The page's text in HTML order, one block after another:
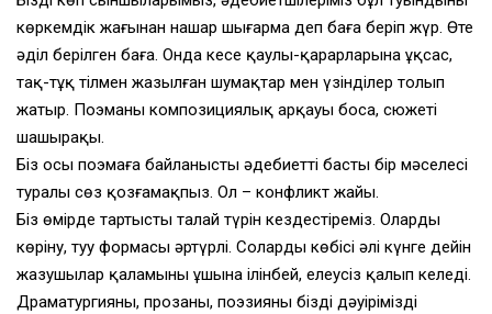
көркемдік жағынан нашар шығарма деп баға беріп жүр. Өте
әділ берілген баға. Онда кеңсе қаулы-қарарларына ұқсас,
тақ-тұқ тілмен жазылған шумақтар мен үзінділер толып
жатыр. Поэманың композициялық арқауы босаң, сюжеті
шашыраңқы.
Біз осы поэмаға байланысты әдебиеттің басты бір мәселесі
туралы сөз қозғамақпыз. Ол – конфликт жайы.
Біз өмірде тартыстың талай түрін кездестіреміз. Олардың
көріну, туу формасы әртүрлі. Солардың көбісі әлі күнге дейін
жазушылар қаламының ұшына ілінбей, елеусіз қалып келеді.
Драматургияның, прозаның, поэзияның біздің дәуірімізді